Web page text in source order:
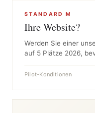
STANDARD M
Ihre Website?
Werden Sie einer
auf 5 Plätze 2026,
Pilot-Konditionen